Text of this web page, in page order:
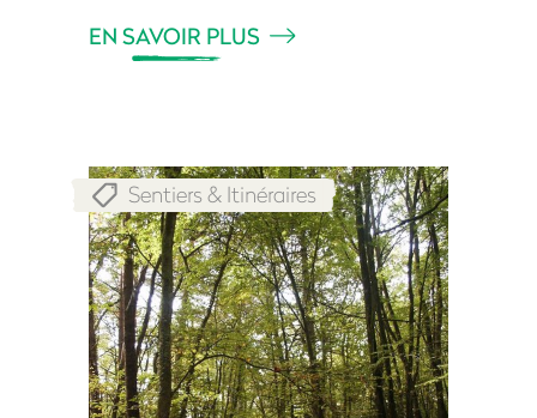
EN SAVOIR PLUS
Sentiers & Itinéraires